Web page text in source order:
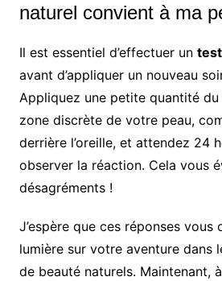
naturel convient à ma
Il est essentiel d’effectuer un
avant d’appliquer un nouveau
Appliquez une petite quantité du
zone discrète de votre peau,
derrière l’oreille, et attendez 24
observer la réaction. Cela vous
désagréments !
J’espère que ces réponses
lumière sur votre aventure dans
de beauté naturels. Maintenant,